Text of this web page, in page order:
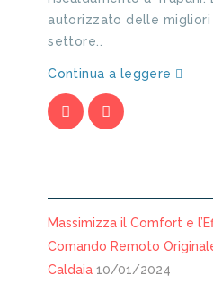
autorizzato delle
settore..
Continua a leggere
Massimizza il Comfort e
Comando Remoto
Caldaia 10/01/2024